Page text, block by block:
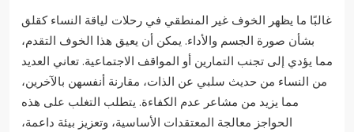
غالبًا ما يظهر الخوف غير المنطقي في رحلات لياقة النساء كقلق
بشأن صورة الجسم والأداء. يمكن أن يعيق هذا الخوف التقدم،
مما يؤدي إلى تجنب التمارين أو المواقف الاجتماعية. تعاني العديد
من النساء من حديث سلبي عن الذات، مقارنة أنفسهن بالآخرين،
مما يزيد من مشاعر عدم الكفاءة. يتطلب التغلب على هذه
الحواجز معالجة المعتقدات الأساسية، وتعزيز بيئة داعمة،